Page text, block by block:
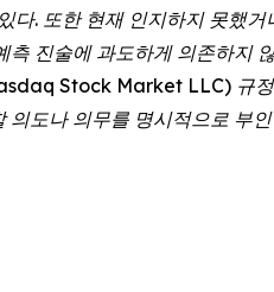
다. 또한 현재 인지하지 못했
측 진술에 과도하게 의존하지
Stock Market LLC) 규정
의도나 의무를 명시적으로 부